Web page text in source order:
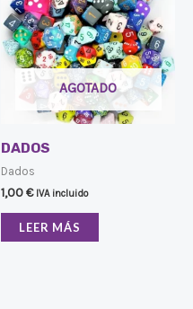
AGOTADO
DADOS
Dados
1,00€ IVA incluido
LEER MÁS